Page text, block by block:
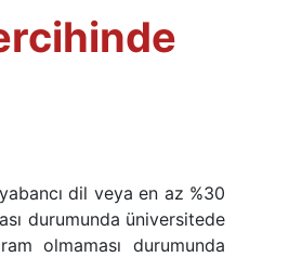
dil veya en az %30
durumunda üniversitede
olmaması durumunda